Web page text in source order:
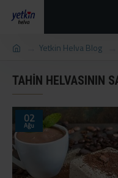
Yetkin Helva Blog
TAHIN HELVASININ
02
Ağu